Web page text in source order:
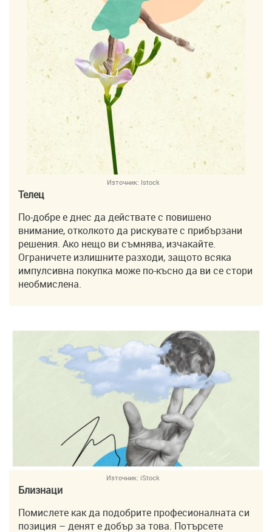
Източник: Istock
Телец
По-добре е днес да действате с повишено
внимание, отколкото да рискувате с прибързани
решения. Ако нещо ви съмнява, изчакайте.
Ограничете излишните разходи, защото всяка
импулсивна покупка може по-късно да ви се стори
необмислена.
Източник: iStock
Близнаци
Помислете как да подобрите професионалната си
позиция – денят е добър за това. Потърсете